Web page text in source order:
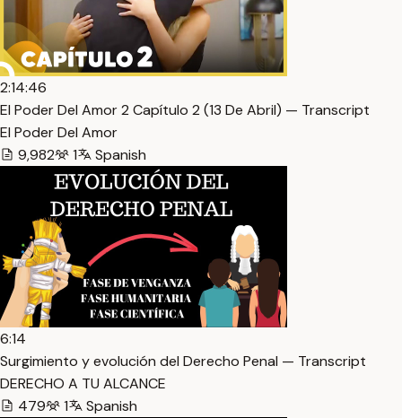
2:14:46
El Poder Del Amor 2 Capítulo 2 (13 De Abril) — Transcript
El Poder Del Amor
9,982
1 Spanish
6:14
Surgimiento y evolución del Derecho Penal — Transcript
DERECHO A TU ALCANCE
479
1 Spanish